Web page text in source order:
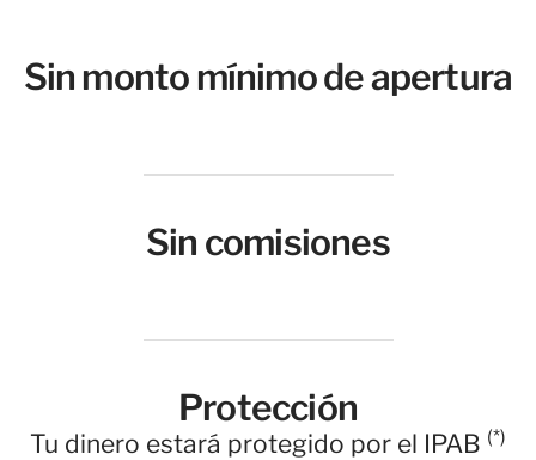
Sin monto mínimo de apertura
Sin comisiones
Protección
Tu dinero estará protegido por el IPAB (*)